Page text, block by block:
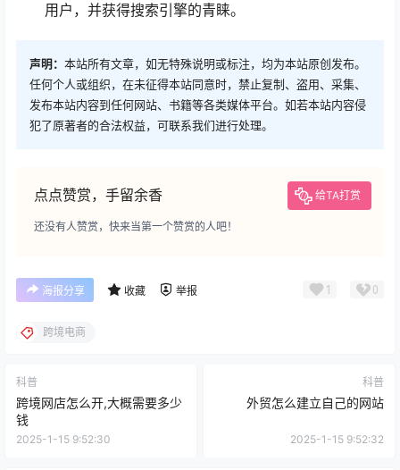
用户，并获得搜索引擎的青睐。
声明： 本站所有文章，如无特殊说明或标注，均为本站原创发布。
任何个人或组织，在未征得本站同意时，禁止复制、盗用、采集、
发布本站内容到任何网站、书籍等各类媒体平台。如若本站内容侵
犯了原著者的合法权益，可联系我们进行处理。
点点赞赏，手留余香 给TA打赏
还没有人赞赏，快来当第一个赞赏的人吧！
海报分享 收藏 举报 1 0
跨境电商
科普
跨境网店怎么开,大概需要多少
钱
2025-1-15 9:52:30
科普
外贸怎么建立自己的网站
2025-1-15 9:52:32